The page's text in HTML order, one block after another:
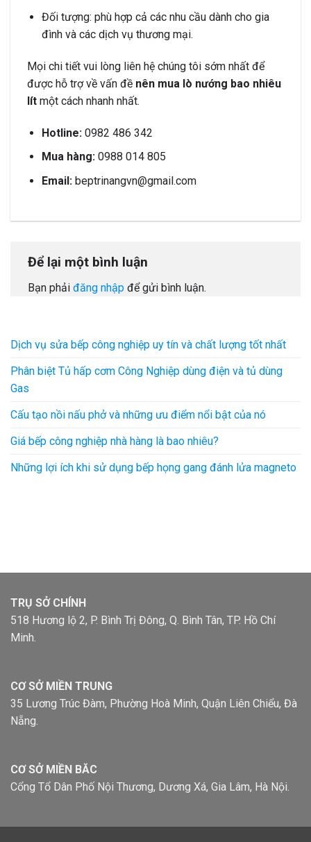
Đối tượng: phù hợp cả các nhu cầu dành cho gia
đình và các dịch vụ thương mại.
Mọi chi tiết vui lòng liên hệ chúng tôi sớm nhất để
được hỗ trợ về vấn đề nên mua lò nướng bao nhiêu
lít một cách nhanh nhất.
Hotline:0982 486 342
Mua hàng:0988 014 805
Email: beptrinangvn@gmail.com
Để lại một bình luận
Bạn phải đăng nhập để gửi bình luận.
Dịch vụ sửa bếp công nghiệp uy tín và chất lượng tốt nhất
Phân biệt Tủ hấp cơm Công Nghiệp dùng điện và tủ dùng
Gas
Cấu tạo nồi nấu phở và những ưu điểm nổi bật của nó
Giá bếp công nghiệp nhà hàng là bao nhiêu?
Những lợi ích khi sử dụng bếp họng gang đánh lửa magneto
TRỤ SỞ CHÍNH
518 Hương lộ 2, P. Bình Trị Đông, Q. Bình Tân, TP. Hồ Chí
Minh.
CƠ SỞ MIỀN TRUNG
35 Lương Trúc Đàm, Phường Hoà Minh, Quận Liên Chiểu, Đà
Nẵng.
CƠ SỞ MIỀN BĂC
Cổng Tổ Dân Phố Nội Thương, Dương Xá, Gia Lâm, Hà Nội.